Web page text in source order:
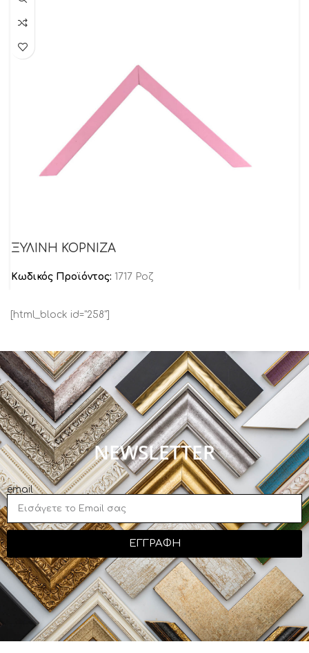
ΞΥΛΙΝΗ ΚΟΡΝΙΖΑ
Κωδικός Προϊόντος: 1717 Ροζ
[html_block id="258"]
NEWSLETTER
email
ΕΓΓΡΑΦΗ